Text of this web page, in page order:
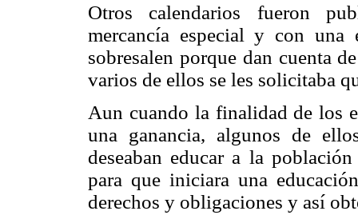
Otros calendarios fueron
mercancía especial y con
sobresalen porque dan cuenta
varios de ellos se les solicitaba
Aun cuando la finalidad de los
una ganancia, algunos de
deseaban educar a la
para que iniciara una
derechos y obligaciones y así